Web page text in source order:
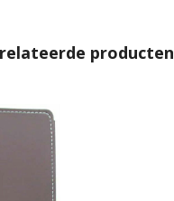
producten